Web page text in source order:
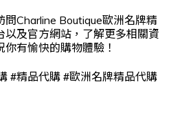
Charline Boutique歐洲名牌精
以及官方網站，了解更多相關資
有愉快的購物體驗！
#精品代購 #歐洲名牌精品代購